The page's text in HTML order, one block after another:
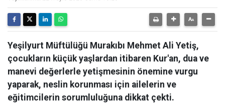
Yeşilyurt Müftülüğü Murakıbı Mehmet Ali Yetiş,
çocukların küçük yaşlardan itibaren Kur'an, dua ve
manevi değerlerle yetişmesinin önemine vurgu
yaparak, neslin korunması için ailelerin ve
eğitimcilerin sorumluluğuna dikkat çekti.